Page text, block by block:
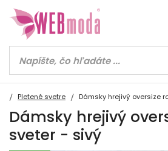
Pletené svetre Dámsky hrejivý oversize
Dámsky hrejivý
sveter - sivý